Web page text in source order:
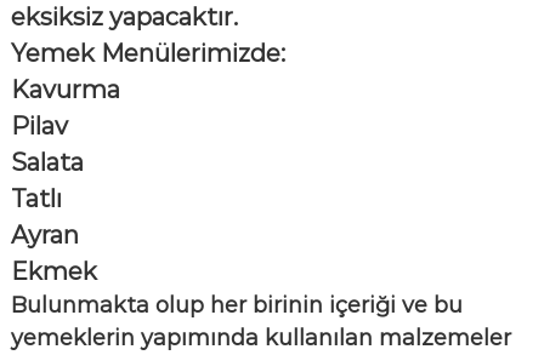
eksiksiz yapacaktır.
Yemek Menülerimizde:
Kavurma
Pilav
Salata
Tatlı
Ayran
Ekmek
Bulunmakta olup her birinin içeriği ve bu
yemeklerin yapımında kullanılan malzemeler